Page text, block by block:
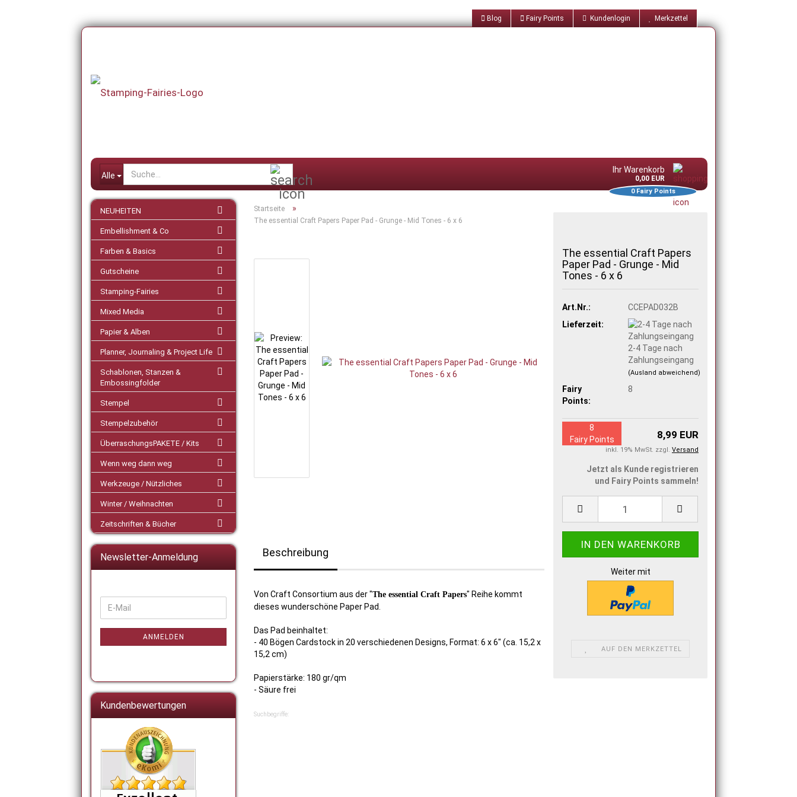
Blog Fairy Points Kundenlogin Merkzettel
Alle
Ihr Warenkorb
0,00 EUR
0Fairy Points
Startseite »
The essential Craft Papers Paper Pad - Grunge - Mid Tones - 6 x 6
The essential Craft Papers
Paper Pad - Grunge - Mid
Tones - 6 x 6
Art.Nr.:
CCEPAD032B
Lieferzeit:
2-4 Tage nach
Zahlungseingang
(Ausland abweichend)
Fairy
Points:
8
8,99 EUR
inkl. 19% MwSt. zzgl. Versand
8
Fairy Points
Jetzt als Kunde registrieren
und Fairy Points sammeln!
Weiter mit
AUF DEN MERKZETTEL
Beschreibung
Von Craft Consortium aus der "The essential Craft Papers" Reihe kommt
dieses wunderschöne Paper Pad.
Das Pad beinhaltet:
- 40 Bögen Cardstock in 20 verschiedenen Designs, Format: 6 x 6" (ca. 15,2 x
15,2 cm)
Papierstärke: 180 gr/qm
- Säure frei
Suchbegriffe:
NEUHEITEN
Embellishment & Co
Farben & Basics
Gutscheine
Stamping-Fairies
Mixed Media
Papier & Alben
Planner, Journaling & Project Life
Schablonen, Stanzen &
Embossingfolder
Stempel
Stempelzubehör
ÜberraschungsPAKETE / Kits
Wenn weg dann weg
Werkzeuge / Nützliches
Winter / Weihnachten
Zeitschriften & Bücher
Newsletter-Anmeldung
ZUR
ANMELDUNG
E-
Mail
ANMELDEN
Kundenbewertungen